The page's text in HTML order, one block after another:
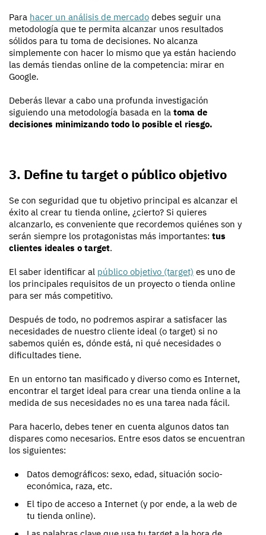
Para hacer un análisis de mercado debes seguir una
metodología que te permita alcanzar unos resultados
sólidos para tu toma de decisiones. No alcanza
simplemente con hacer lo mismo que ya están haciendo
las demás tiendas online de la competencia: mirar en
Google.
Deberás llevar a cabo una profunda investigación
siguiendo una metodología basada en la toma de
decisiones minimizando todo lo posible el riesgo.
3. Define tu target o público objetivo
Se con seguridad que tu objetivo principal es alcanzar el
éxito al crear tu tienda online, ¿cierto? Si quieres
alcanzarlo, es conveniente que recordemos quiénes son y
serán siempre los protagonistas más importantes: tus
clientes ideales o target.
El saber identificar al público objetivo (target) es uno de
los principales requisitos de un proyecto o tienda online
para ser más competitivo.
Después de todo, no podremos aspirar a satisfacer las
necesidades de nuestro cliente ideal (o target) si no
sabemos quién es, dónde está, ni qué necesidades o
dificultades tiene.
En un entorno tan masificado y diverso como es Internet,
encontrar el target ideal para crear una tienda online a la
medida de sus necesidades no es una tarea nada fácil.
Para hacerlo, debes tener en cuenta algunos datos tan
dispares como necesarios. Entre esos datos se encuentran
los siguientes:
Datos demográficos: sexo, edad, situación socio-
económica, raza, etc.
El tipo de acceso a Internet (y por ende, a la web de
tu tienda online).